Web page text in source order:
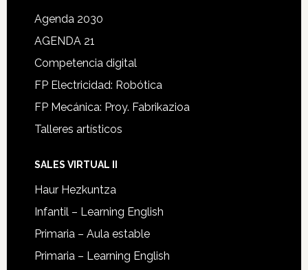
Agenda 2030
AGENDA 21
Competencia digital
FP Electricidad: Robótica
FP Mecánica: Proy. Fabrikazioa
Talleres artísticos
SALES VIRTUAL II
Haur Hezkuntza
Infantil – Learning English
Primaria – Aula estable
Primaria – Learning English